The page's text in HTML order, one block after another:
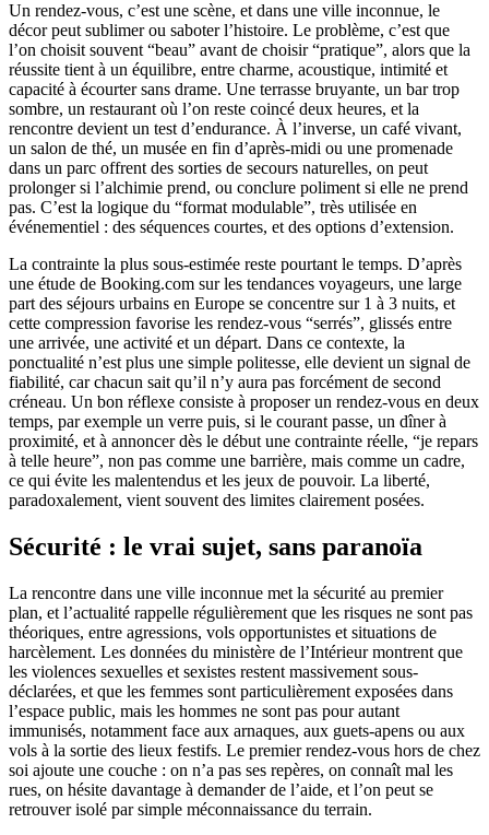
Un rendez-vous, c’est une scène, et dans une ville inconnue, le
décor peut sublimer ou saboter l’histoire. Le problème, c’est que
l’on choisit souvent “beau” avant de choisir “pratique”, alors que la
réussite tient à un équilibre, entre charme, acoustique, intimité et
capacité à écourter sans drame. Une terrasse bruyante, un bar trop
sombre, un restaurant où l’on reste coincé deux heures, et la
rencontre devient un test d’endurance. À l’inverse, un café vivant,
un salon de thé, un musée en fin d’après-midi ou une promenade
dans un parc offrent des sorties de secours naturelles, on peut
prolonger si l’alchimie prend, ou conclure poliment si elle ne prend
pas. C’est la logique du “format modulable”, très utilisée en
événementiel : des séquences courtes, et des options d’extension.
La contrainte la plus sous-estimée reste pourtant le temps. D’après
une étude de Booking.com sur les tendances voyageurs, une large
part des séjours urbains en Europe se concentre sur 1 à 3 nuits, et
cette compression favorise les rendez-vous “serrés”, glissés entre
une arrivée, une activité et un départ. Dans ce contexte, la
ponctualité n’est plus une simple politesse, elle devient un signal de
fiabilité, car chacun sait qu’il n’y aura pas forcément de second
créneau. Un bon réflexe consiste à proposer un rendez-vous en deux
temps, par exemple un verre puis, si le courant passe, un dîner à
proximité, et à annoncer dès le début une contrainte réelle, “je repars
à telle heure”, non pas comme une barrière, mais comme un cadre,
ce qui évite les malentendus et les jeux de pouvoir. La liberté,
paradoxalement, vient souvent des limites clairement posées.
Sécurité : le vrai sujet, sans paranoïa
La rencontre dans une ville inconnue met la sécurité au premier
plan, et l’actualité rappelle régulièrement que les risques ne sont pas
théoriques, entre agressions, vols opportunistes et situations de
harcèlement. Les données du ministère de l’Intérieur montrent que
les violences sexuelles et sexistes restent massivement sous-
déclarées, et que les femmes sont particulièrement exposées dans
l’espace public, mais les hommes ne sont pas pour autant
immunisés, notamment face aux arnaques, aux guets-apens ou aux
vols à la sortie des lieux festifs. Le premier rendez-vous hors de chez
soi ajoute une couche : on n’a pas ses repères, on connaît mal les
rues, on hésite davantage à demander de l’aide, et l’on peut se
retrouver isolé par simple méconnaissance du terrain.